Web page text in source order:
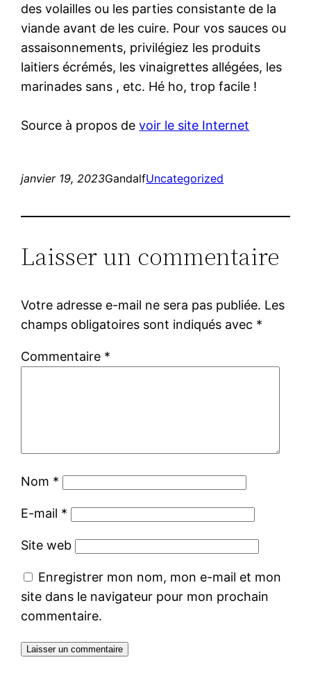
des volailles ou les parties consistante de la
viande avant de les cuire. Pour vos sauces ou
assaisonnements, privilégiez les produits
laitiers écrémés, les vinaigrettes allégées, les
marinades sans , etc. Hé ho, trop facile !
Source à propos devoir le site Internet
janvier 19, 2023GandalfUncategorized
Laisser un commentaire
Votre adresse e-mail ne sera pas publiée. Les
champs obligatoires sont indiqués avec *
Commentaire *
Nom *
E-mail *
Site web
Enregistrer mon nom, mon e-mail et mon
site dans le navigateur pour mon prochain
commentaire.